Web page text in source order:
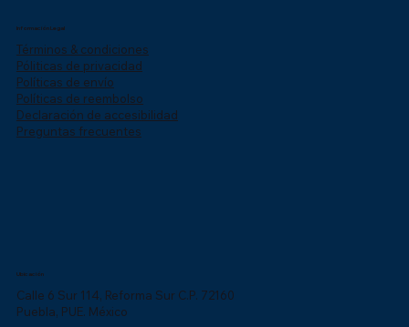
Información Legal
Términos & condiciones
Póliticas de privacidad
Políticas de envío
Políticas de reembolso
Declaración de accesibilidad
Preguntas frecuentes
Ubicación
Calle 6 Sur 114, Reforma Sur C.P. 72160
Puebla, PUE. México